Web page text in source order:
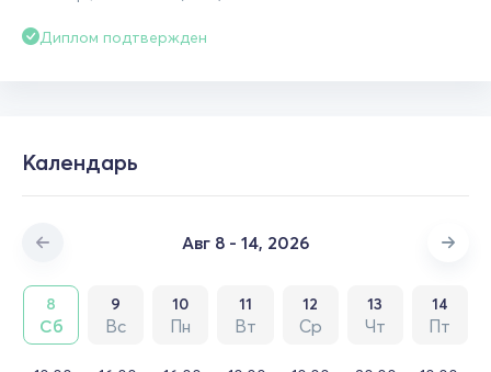
Диплом подтвержден
Календарь
Авг 8 - 14, 2026
8
Сб
9
Вс
10
Пн
11
Вт
12
Ср
13
Чт
14
Пт